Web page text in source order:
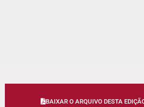
BAIXAR O ARQUIVO DESTA